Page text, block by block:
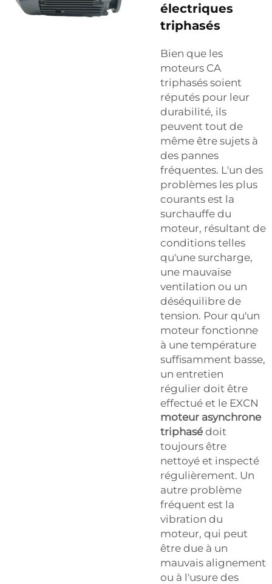
électriques
triphasés
Bien que les
moteurs CA
triphasés soient
réputés pour leur
durabilité, ils
peuvent tout de
même être sujets à
des pannes
fréquentes. L'un des
problèmes les plus
courants est la
surchauffe du
moteur, résultant de
conditions telles
qu'une surcharge,
une mauvaise
ventilation ou un
déséquilibre de
tension. Pour qu'un
moteur fonctionne
à une température
suffisamment basse,
un entretien
régulier doit être
effectué et le EXCN
moteur asynchrone
triphasédoit
toujours être
nettoyé et inspecté
régulièrement. Un
autre problème
fréquent est la
vibration du
moteur, qui peut
être due à un
mauvais alignement
ou à l'usure des